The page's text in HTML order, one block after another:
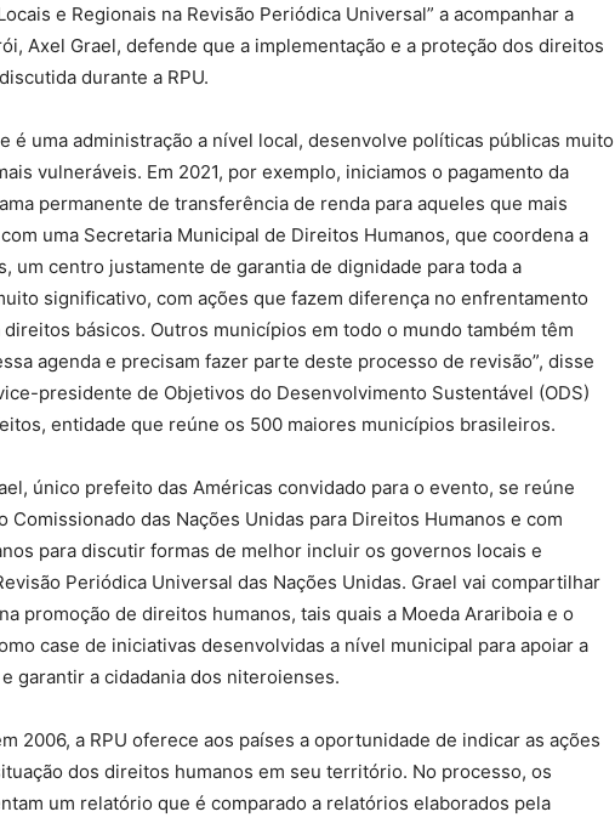
e Regionais na Revisão Periódica Universal” a acompanhar a
Axel Grael, defende que a implementação e a proteção dos direitos
durante a RPU.
é uma administração a nível local, desenvolve políticas públicas muito
vulneráveis. Em 2021, por exemplo, iniciamos o pagamento da
permanente de transferência de renda para aqueles que mais
uma Secretaria Municipal de Direitos Humanos, que coordena a
um centro justamente de garantia de dignidade para toda a
significativo, com ações que fazem diferença no enfrentamento
básicos. Outros municípios em todo o mundo também têm
agenda e precisam fazer parte deste processo de revisão”, disse
presidente de Objetivos do Desenvolvimento Sustentável (ODS)
entidade que reúne os 500 maiores municípios brasileiros.
único prefeito das Américas convidado para o evento, se reúne
Comissionado das Nações Unidas para Direitos Humanos e com
para discutir formas de melhor incluir os governos locais e
Periódica Universal das Nações Unidas. Grael vai compartilhar
promoção de direitos humanos, tais quais a Moeda Arariboia e o
case de iniciativas desenvolvidas a nível municipal para apoiar a
garantir a cidadania dos niteroienses.
2006, a RPU oferece aos países a oportunidade de indicar as ações
dos direitos humanos em seu território. No processo, os
um relatório que é comparado a relatórios elaborados pela